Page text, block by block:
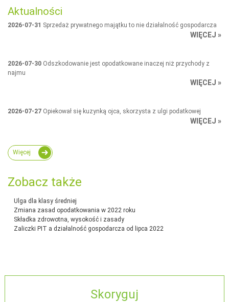
Aktualności
2026-07-31 Sprzedaż prywatnego majątku to nie działalność gospodarcza
WIĘCEJ »
2026-07-30 Odszkodowanie jest opodatkowane inaczej niż przychody z
najmu
WIĘCEJ »
2026-07-27 Opiekował się kuzynką ojca, skorzysta z ulgi podatkowej
WIĘCEJ »
Więcej
Zobacz także
Ulga dla klasy średniej
Zmiana zasad opodatkowania w 2022 roku
Składka zdrowotna, wysokość i zasady
Zaliczki PIT a działalność gospodarcza od lipca 2022
Skoryguj